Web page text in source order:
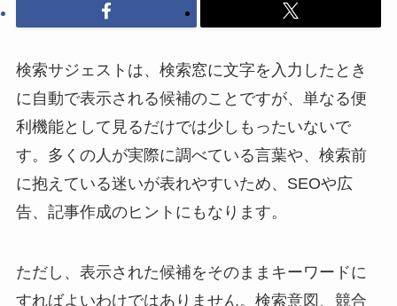
検索サジェストは、検索窓に文字を入力したとき
に自動で表示される候補のことですが、単なる便
利機能として見るだけでは少しもったいないで
す。多くの人が実際に調べている言葉や、検索前
に抱えている迷いが表れやすいため、SEOや広
告、記事作成のヒントにもなります。
ただし、表示された候補をそのままキーワードに
すればよいわけではありません。検索意図、競合